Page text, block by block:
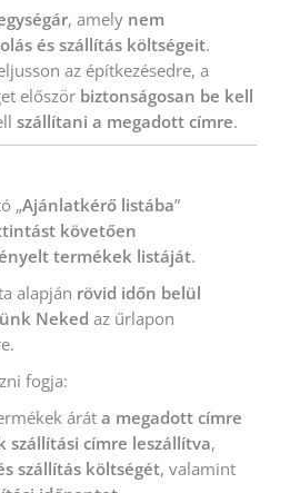
, amely nem
és szállítás költségeit.
az építkezésedre, a
először biztonságosan be kell
szállítani a megadott címre.
„Ajánlatkérő listába”
követően
termékek listáját.
alapján rövid időn belül
Neked az űrlapon
fogja:
árát a megadott címre
szállítási címre leszállítva,
szállítás költségét, valamint